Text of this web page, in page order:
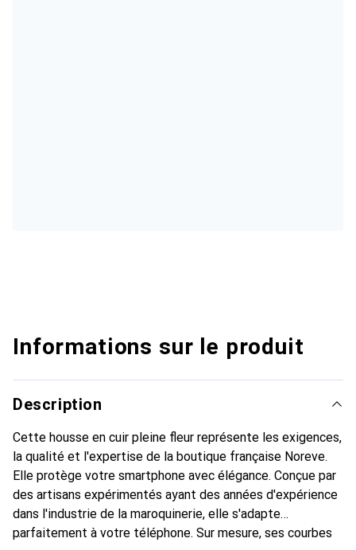
Informations sur le produit
Description
Cette housse en cuir pleine fleur représente les exigences,
la qualité et l'expertise de la boutique française Noreve.
Elle protège votre smartphone avec élégance. Conçue par
des artisans expérimentés ayant des années d'expérience
dans l'industrie de la maroquinerie, elle s'adapte
parfaitement à votre téléphone. Sur mesure, ses courbes